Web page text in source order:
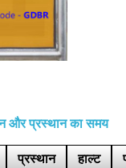
और प्रस्थान का समय
प्रस्थान हाल्ट